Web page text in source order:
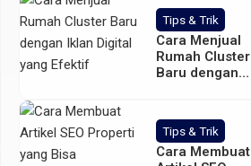
Tips & Trik
Cara Menjual
Rumah Cluster
Baru dengan
Tips & Trik
Cara Membuat